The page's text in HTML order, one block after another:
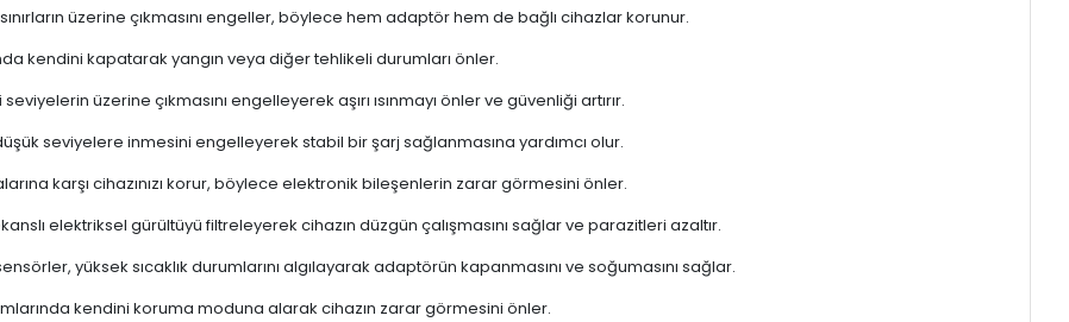
sınırların üzerine çıkmasını engeller, böylece hem adaptör hem de bağlı cihazlar korunur.
kendini kapatarak yangın veya diğer tehlikeli durumları önler.
üzerine çıkmasını engelleyerek aşırı ısınmayı önler ve güvenliği artırır.
seviyelere inmesini engelleyerek stabil bir şarj sağlanmasına yardımcı olur.
karşı cihazınızı korur, böylece elektronik bileşenlerin zarar görmesini önler.
elektriksel gürültüyü filtreleyerek cihazın düzgün çalışmasını sağlar ve parazitleri azaltır.
yüksek sıcaklık durumlarını algılayarak adaptörün kapanmasını ve soğumasını sağlar.
kendini koruma moduna alarak cihazın zarar görmesini önler.